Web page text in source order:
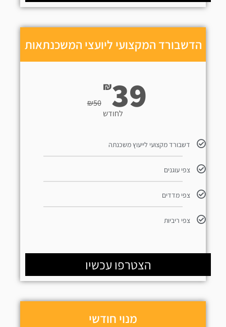
מנוי חודשי
הדשבורד המקצועי ליועצי המשכנתאות
₪50
₪39
לחודש
דשבורד מקצועי לייעוץ משכנתה
צפי עוגנים
צפי מדדים
צפי ריביות
הצטרפו עכשיו